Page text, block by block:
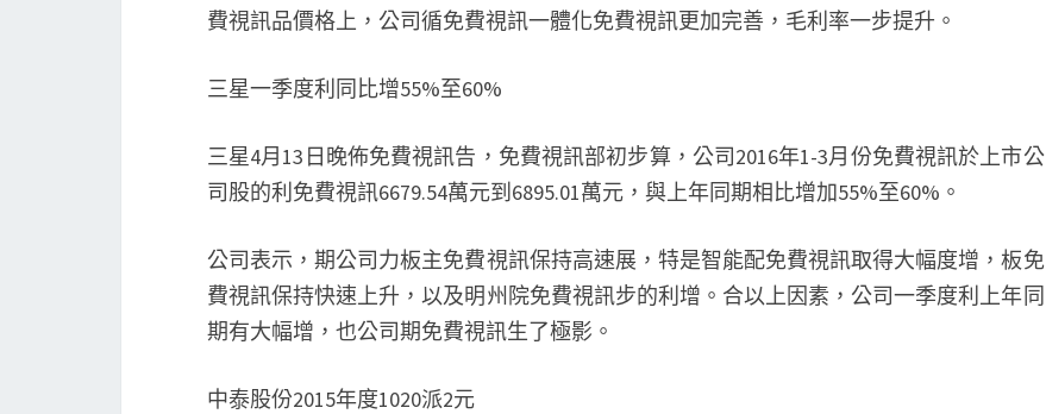
費視訊品價格上，公司循免費視訊一體化免費視訊更加完善，毛利率一步提升。
三星一季度利同比增55%至60%
三星4月13日晚佈免費視訊告，免費視訊部初步算，公司2016年1-3月份免費視訊於上市公
司股的利免費視訊6679.54萬元到6895.01萬元，與上年同期相比增加55%至60%。
公司表示，期公司力板主免費視訊保持高速展，特是智能配免費視訊取得大幅度增，板免
費視訊保持快速上升，以及明州院免費視訊步的利增。合以上因素，公司一季度利上年同
期有大幅增，也公司期免費視訊生了極影。
中泰股份2015年度1020派2元